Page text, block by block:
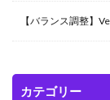
【バランス調整】
カテゴリー